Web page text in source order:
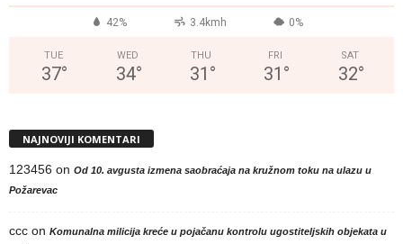
42% 3.4kmh 0%
TUE
37°
WED
34°
THU
31 °
FRI
31 °
SAT
32°
NAJNOVIJI KOMENTARI
123456 on Od 10. avgusta izmena saobraćaja na kružnom toku na ulazu u
Požarevac
ccc on Komunalna milicija kreće u pojačanu kontrolu ugostiteljskih objekata u